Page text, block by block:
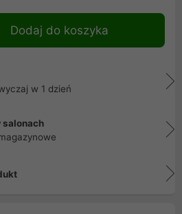
Dodaj do koszyka
w 1 dzień
salonach